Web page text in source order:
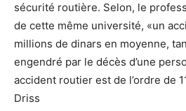
sécurité routière. Selon, le
de cette même université, «un
millions de dinars en moyenne,
engendré par le décès d’une
accident routier est de l’ordre de
Driss